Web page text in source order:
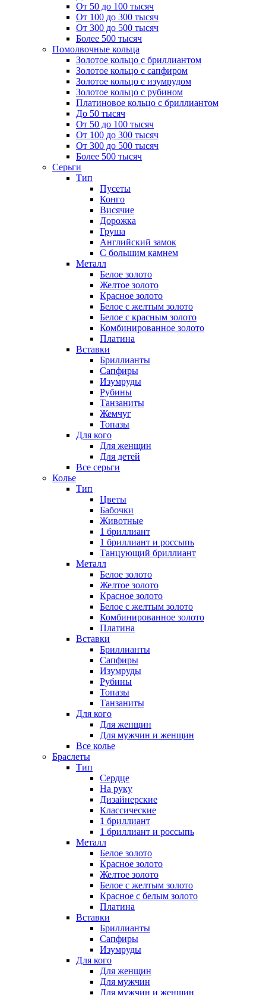
От 50 до 100 тысяч
От 100 до 300 тысяч
От 300 до 500 тысяч
Более 500 тысяч
Помолвочные кольца
Золотое кольцо с бриллиантом
Золотое кольцо с сапфиром
Золотое кольцо с изумрудом
Золотое кольцо с рубином
Платиновое кольцо с бриллиантом
До 50 тысяч
От 50 до 100 тысяч
От 100 до 300 тысяч
От 300 до 500 тысяч
Более 500 тысяч
Серьги
Тип
Пусеты
Конго
Висячие
Дорожка
Груша
Английский замок
С большим камнем
Металл
Белое золото
Желтое золото
Красное золото
Белое с желтым золото
Белое с красным золото
Комбинированное золото
Платина
Вставки
Бриллианты
Сапфиры
Изумруды
Рубины
Танзаниты
Жемчуг
Топазы
Для кого
Для женщин
Для детей
Все серьги
Колье
Тип
Цветы
Бабочки
Животные
1 бриллиант
1 бриллиант и россыпь
Танцующий бриллиант
Металл
Белое золото
Желтое золото
Красное золото
Белое с желтым золото
Комбинированное золото
Платина
Вставки
Бриллианты
Сапфиры
Изумруды
Рубины
Топазы
Танзаниты
Для кого
Для женщин
Для мужчин и женщин
Все колье
Браслеты
Тип
Сердце
На руку
Дизайнерские
Классические
1 бриллиант
1 бриллиант и россыпь
Металл
Белое золото
Красное золото
Желтое золото
Белое с желтым золото
Красное с белым золото
Платина
Вставки
Бриллианты
Сапфиры
Изумруды
Для кого
Для женщин
Для мужчин
Для мужчин и женщин